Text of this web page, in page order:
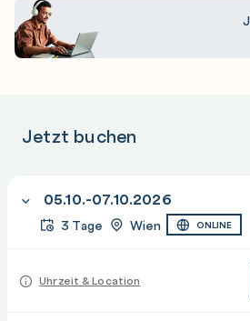
Jetzt buchen
05.10.-07.10.2026
3 Tage Wien ONLINE
Uhrzeit & Location